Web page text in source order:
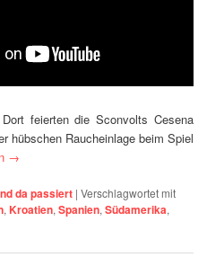
feierten die Sconvolts Cesena
hübschen Raucheinlage beim Spiel
→
da passiert |Verschlagwortet mit
, Kroatien,Spanien,Südamerika,